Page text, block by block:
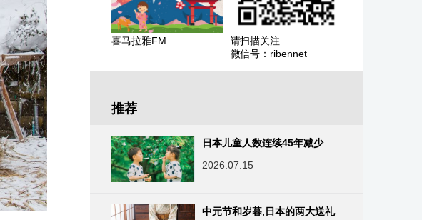
人物访谈
东京
编辑部通知
Español
Русский
喜马拉雅FM
请扫描关注
微信号：ribennet
推荐
日本儿童人数连续45年减少
2026.07.15
中元节和岁暮,日本的两大送礼